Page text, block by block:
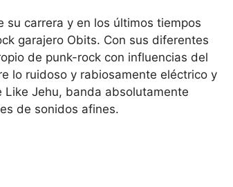
carrera y en los últimos tiempos
garajero Obits. Con sus diferentes
de punk-rock con influencias del
lo ruidoso y rabiosamente eléctrico y
Like Jehu, banda absolutamente
de sonidos afines.